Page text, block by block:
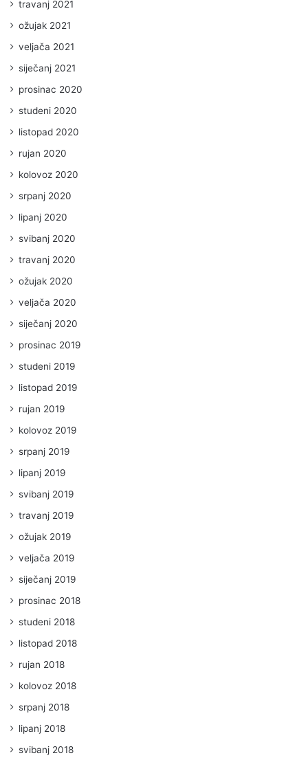
travanj 2021
ožujak 2021
veljača 2021
siječanj 2021
prosinac 2020
studeni 2020
listopad 2020
rujan 2020
kolovoz 2020
srpanj 2020
lipanj 2020
svibanj 2020
travanj 2020
ožujak 2020
veljača 2020
siječanj 2020
prosinac 2019
studeni 2019
listopad 2019
rujan 2019
kolovoz 2019
srpanj 2019
lipanj 2019
svibanj 2019
travanj 2019
ožujak 2019
veljača 2019
siječanj 2019
prosinac 2018
studeni 2018
listopad 2018
rujan 2018
kolovoz 2018
srpanj 2018
lipanj 2018
svibanj 2018